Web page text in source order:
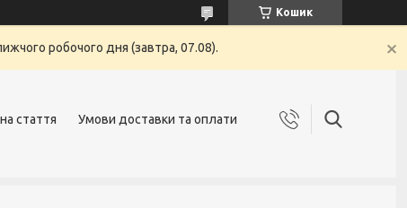
Кошик
робочого дня (завтра, 07.08).
стаття Умови доставки та оплати